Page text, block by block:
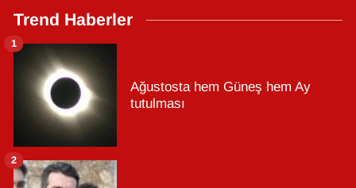
Trend Haberler
Ağustosta hem Güneş hem Ay
tutulması
1
2